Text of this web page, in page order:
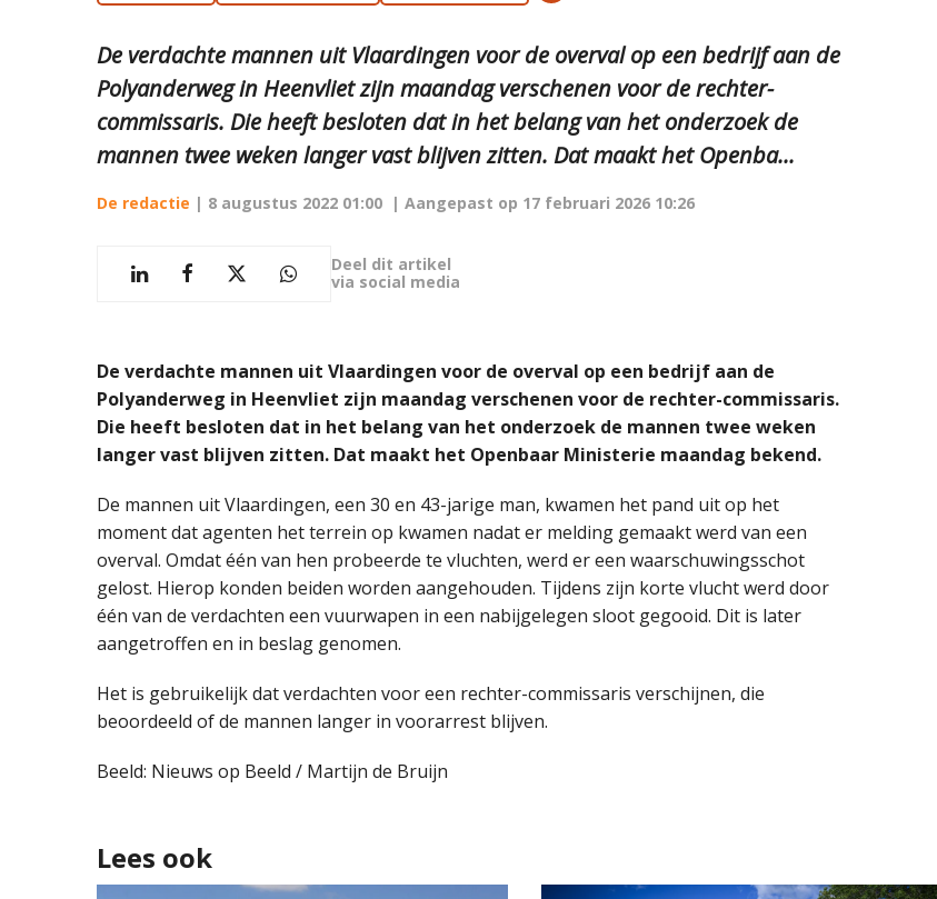
De verdachte mannen uit Vlaardingen voor de overval op een bedrijf aan de
Polyanderweg in Heenvliet zijn maandag verschenen voor de rechter-
commissaris. Die heeft besloten dat in het belang van het onderzoek de
mannen twee weken langer vast blijven zitten. Dat maakt het Openba...
De redactie | 8 augustus 2022 01:00 | Aangepast op 17 februari 2026 10:26
Deel dit artikel
via social media
De verdachte mannen uit Vlaardingen voor de overval op een bedrijf aan de
Polyanderweg in Heenvliet zijn maandag verschenen voor de rechter-commissaris.
Die heeft besloten dat in het belang van het onderzoek de mannen twee weken
langer vast blijven zitten. Dat maakt het Openbaar Ministerie maandag bekend.
De mannen uit Vlaardingen, een 30 en 43-jarige man, kwamen het pand uit op het
moment dat agenten het terrein op kwamen nadat er melding gemaakt werd van een
overval. Omdat één van hen probeerde te vluchten, werd er een waarschuwingsschot
gelost. Hierop konden beiden worden aangehouden. Tijdens zijn korte vlucht werd door
één van de verdachten een vuurwapen in een nabijgelegen sloot gegooid. Dit is later
aangetroffen en in beslag genomen.
Het is gebruikelijk dat verdachten voor een rechter-commissaris verschijnen, die
beoordeeld of de mannen langer in voorarrest blijven.
Beeld: Nieuws op Beeld / Martijn de Bruijn
Lees ook